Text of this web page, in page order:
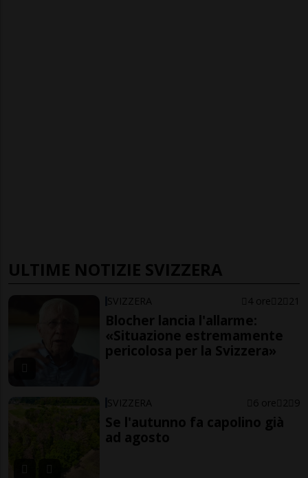
ULTIME NOTIZIE SVIZZERA
SVIZZERA 4 ore 2 21
Blocher lancia l'allarme:
«Situazione estremamente
pericolosa per la Svizzera»
SVIZZERA 6 ore 2 9
Se l'autunno fa capolino già
ad agosto